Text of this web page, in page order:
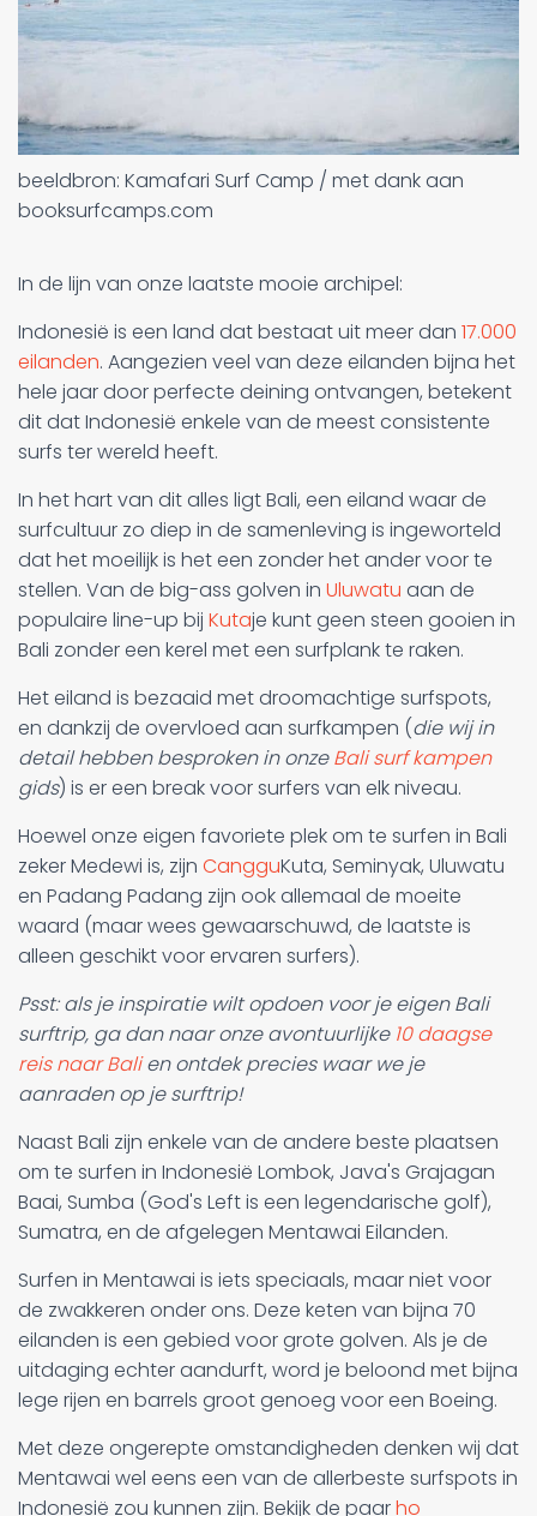
beeldbron: Kamafari Surf Camp / met dank aan
booksurfcamps.com
In de lijn van onze laatste mooie archipel:
Indonesië is een land dat bestaat uit meer dan 17.000
eilanden. Aangezien veel van deze eilanden bijna het
hele jaar door perfecte deining ontvangen, betekent
dit dat Indonesië enkele van de meest consistente
surfs ter wereld heeft.
In het hart van dit alles ligt Bali, een eiland waar de
surfcultuur zo diep in de samenleving is ingeworteld
dat het moeilijk is het een zonder het ander voor te
stellen. Van de big-ass golven in Uluwatu aan de
populaire line-up bij Kutaje kunt geen steen gooien in
Bali zonder een kerel met een surfplank te raken.
Het eiland is bezaaid met droomachtige surfspots,
en dankzij de overvloed aan surfkampen (die wij in
detail hebben besproken in onzeBali surf kampen
gids) is er een break voor surfers van elk niveau.
Hoewel onze eigen favoriete plek om te surfen in Bali
zeker Medewi is, zijn CangguKuta, Seminyak, Uluwatu
en Padang Padang zijn ook allemaal de moeite
waard (maar wees gewaarschuwd, de laatste is
alleen geschikt voor ervaren surfers).
Psst:als je inspiratie wilt opdoen voor je eigen Bali
surftrip, ga dan naar onze avontuurlijke 10 daagse
reis naar Balien ontdek precies waar we je
aanraden op je surftrip!
Naast Bali zijn enkele van de andere beste plaatsen
om te surfen in Indonesië Lombok, Java's Grajagan
Baai, Sumba (God's Left is een legendarische golf),
Sumatra, en de afgelegen Mentawai Eilanden.
Surfen in Mentawai is iets speciaals, maar niet voor
de zwakkeren onder ons. Deze keten van bijna 70
eilanden is een gebied voor grote golven. Als je de
uitdaging echter aandurft, word je beloond met bijna
lege rijen en barrels groot genoeg voor een Boeing.
Met deze ongerepte omstandigheden denken wij dat
Mentawai wel eens een van de allerbeste surfspots in
Indonesië zou kunnen zijn. Bekijk de paarho